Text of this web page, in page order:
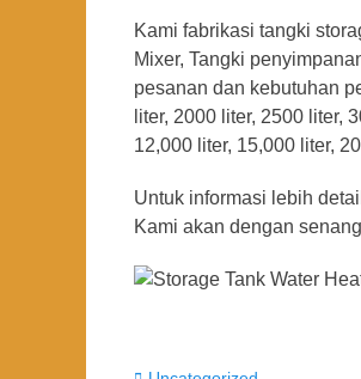
Kami fabrikasi tangki
Mixer, Tangki
pesanan dan kebutuhan
liter, 2000 liter, 2500 liter,
12,000 liter, 15,000 liter,
Untuk informasi lebih
Kami akan dengan